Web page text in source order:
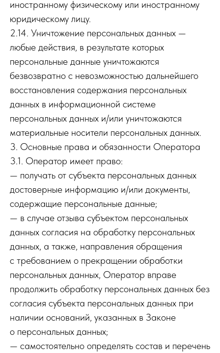
иностранному физическому или иностранному
юридическому лицу.
2.14. Уничтожение персональных данных —
любые действия, в результате которых
персональные данные уничтожаются
безвозвратно с невозможностью дальнейшего
восстановления содержания персональных
данных в информационной системе
персональных данных и/или уничтожаются
материальные носители персональных данных.
3. Основные права и обязанности Оператора
3.1. Оператор имеет право:
— получать от субъекта персональных данных
достоверные информацию и/или документы,
содержащие персональные данные;
— в случае отзыва субъектом персональных
данных согласия на обработку персональных
данных, а также, направления обращения
с требованием о прекращении обработки
персональных данных, Оператор вправе
продолжить обработку персональных данных без
согласия субъекта персональных данных при
наличии оснований, указанных в Законе
о персональных данных;
— самостоятельно определять состав и перечень